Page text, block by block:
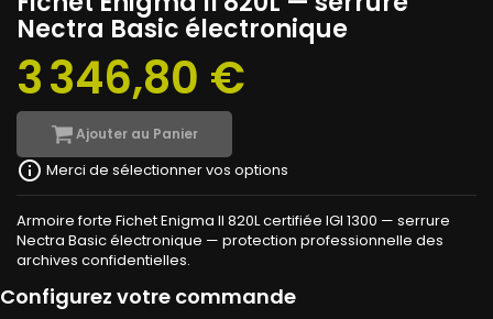
Nectra Basic électronique
3 346,80 €
Ajouter au Panier
info_outline Merci de sélectionner vos options
Armoire forte Fichet Enigma II 820L certifiée IGI 1300 — serrure
Nectra Basic électronique — protection professionnelle des
archives confidentielles.
Configurez votre commande